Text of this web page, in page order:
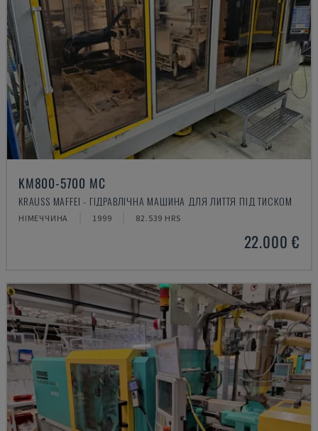
KM800-5700 MC
KRAUSS MAFFEI - ГІДРАВЛІЧНА МАШИНА ДЛЯ ЛИТТЯ ПІД ТИСКОМ
НІМЕЧЧИНА 1999 82.539 HRS
22.000 €